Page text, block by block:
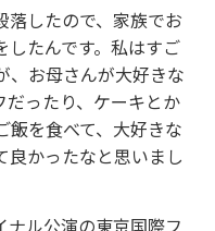
したので、家族でお
たんです。私はすご
、お母さんが大好きな
ったり、ケーキとか
飯を食べて、大好きな
良かったなと思いまし